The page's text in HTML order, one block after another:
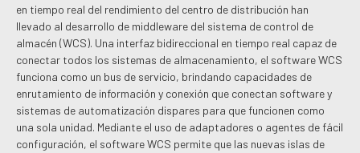
en tiempo real del rendimiento del centro de distribución han
llevado al desarrollo de middleware del sistema de control de
almacén (WCS). Una interfaz bidireccional en tiempo real capaz de
conectar todos los sistemas de almacenamiento, el software WCS
funciona como un bus de servicio, brindando capacidades de
enrutamiento de información y conexión que conectan software y
sistemas de automatización dispares para que funcionen como
una sola unidad. Mediante el uso de adaptadores o agentes de fácil
configuración, el software WCS permite que las nuevas islas de